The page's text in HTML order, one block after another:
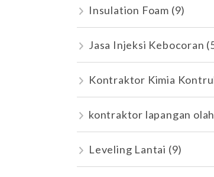
Insulation Foam (9)
Jasa Injeksi Kebocoran
Kontraktor Kimia
kontraktor lapangan
Leveling Lantai (9)